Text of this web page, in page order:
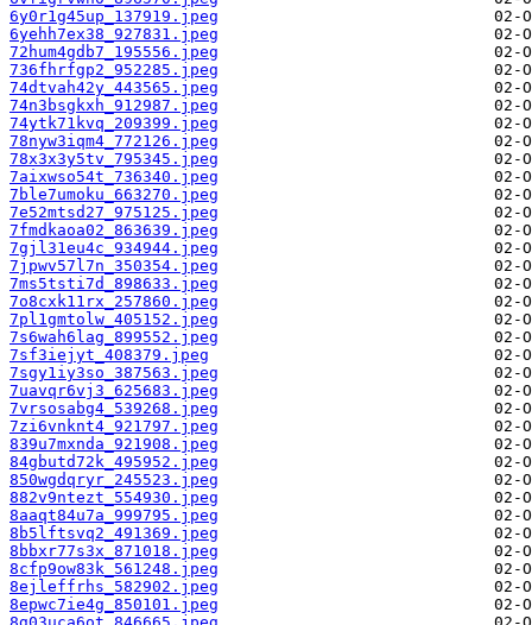
6y0r1g45up_137919.jpeg
6yehh7ex38_927831.jpeg
72hum4gdb7_195556.jpeg
736fhrfgp2_952285.jpeg
74dtvah42y_443565.jpeg
74n3bsgkxh_912987.jpeg
74ytk71kvq_209399.jpeg
78nyw3iqm4_772126.jpeg
78x3x3y5tv_795345.jpeg
7aixwso54t_736340.jpeg
7ble7umoku_663270.jpeg
7e52mtsd27_975125.jpeg
7fmdkaoa02_863639.jpeg
7gjl31eu4c_934944.jpeg
7jpwv57l7n_350354.jpeg
7ms5tsti7d_898633.jpeg
7o8cxk11rx_257860.jpeg
7pl1gmtolw_405152.jpeg
7s6wah6lag_899552.jpeg
7sf3iejyt_408379.jpeg
7sgy1iy3so_387563.jpeg
7uavqr6vj3_625683.jpeg
7vrsosabg4_539268.jpeg
7zi6vnknt4_921797.jpeg
839u7mxnda_921908.jpeg
84gbutd72k_495952.jpeg
850wgdqryr_245523.jpeg
882v9ntezt_554930.jpeg
8aaqt84u7a_999795.jpeg
8b5lftsvq2_491369.jpeg
8bbxr77s3x_871018.jpeg
8cfp9ow83k_561248.jpeg
8ejleffrhs_582902.jpeg
8epwc7ie4g_850101.jpeg